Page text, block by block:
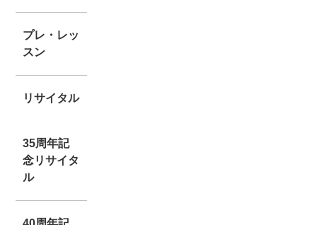
プレ・レッ
スン
リサイタル
35周年記
念リサイタ
ル